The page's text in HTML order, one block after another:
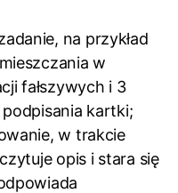
na przykład
w
fałszywych i 3
kartki;
w trakcie
opis i stara się